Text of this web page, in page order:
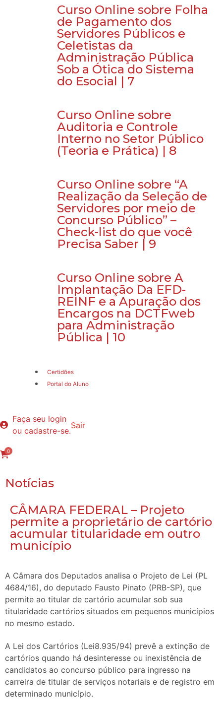
Curso Online sobre Folha
de Pagamento dos
Servidores Públicos e
Celetistas da
Administração Pública
Sob a Ótica do Sistema
do Esocial | 7
Curso Online sobre
Auditoria e Controle
Interno no Setor Público
(Teoria e Prática) | 8
Curso Online sobre “A
Realização da Seleção de
Servidores por meio de
Concurso Público” –
Check-list do que você
Precisa Saber | 9
Curso Online sobre A
Implantação Da EFD-
REINF e a Apuração dos
Encargos na DCTFweb
para Administração
Pública | 10
Certidões
Portal do Aluno
Faça seu login
ou cadastre-se.
Sair
0
Notícias
CÂMARA FEDERAL – Projeto
permite a proprietário de cartório
acumular titularidade em outro
município
A Câmara dos Deputados analisa o Projeto de Lei (PL
4684/16), do deputado Fausto Pinato (PRB-SP), que
permite ao titular de cartório acumular sob sua
titularidade cartórios situados em pequenos municípios
no mesmo estado.
A Lei dos Cartórios (Lei8.935/94) prevê a extinção de
cartórios quando há desinteresse ou inexistência de
candidatos ao concurso público para ingresso na
carreira de titular de serviços notariais e de registro em
determinado município.